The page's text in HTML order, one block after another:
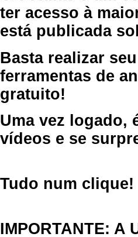
ter acesso à
está publicada
Basta realizar
ferramentas de
gratuito!
Uma vez logado,
vídeos e se
Tudo num clique!
IMPORTANTE: